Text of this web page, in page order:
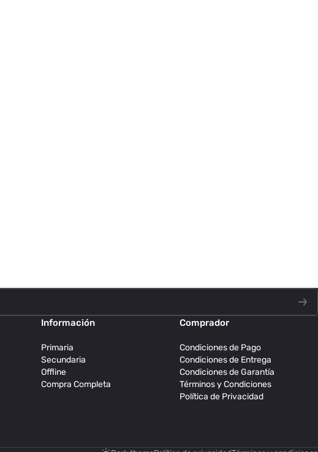
Información
Primaria
Secundaria
Offline
Compra Completa
Comprador
Condiciones de Pago
Condiciones de Entrega
Condiciones de Garantía
Términos y Condiciones
Política de Privacidad